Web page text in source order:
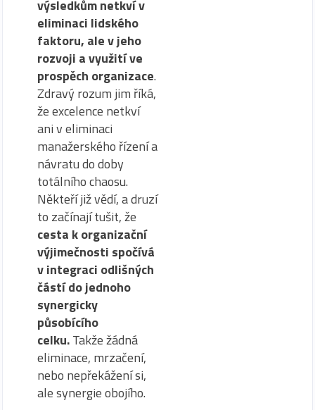
výsledkům netkví v
eliminaci lidského
faktoru, ale v jeho
rozvoji a využití ve
prospěch organizace.
Zdravý rozum jim říká,
že excelence netkví
ani v eliminaci
manažerského řízení a
návratu do doby
totálního chaosu.
Někteří již vědí, a druzí
to začínají tušit, že
cesta k organizační
výjimečnosti spočívá
v integraci odlišných
částí do jednoho
synergicky
působícího
celku.Takže žádná
eliminace, mrzačení,
nebo nepřekážení si,
ale synergie obojího.